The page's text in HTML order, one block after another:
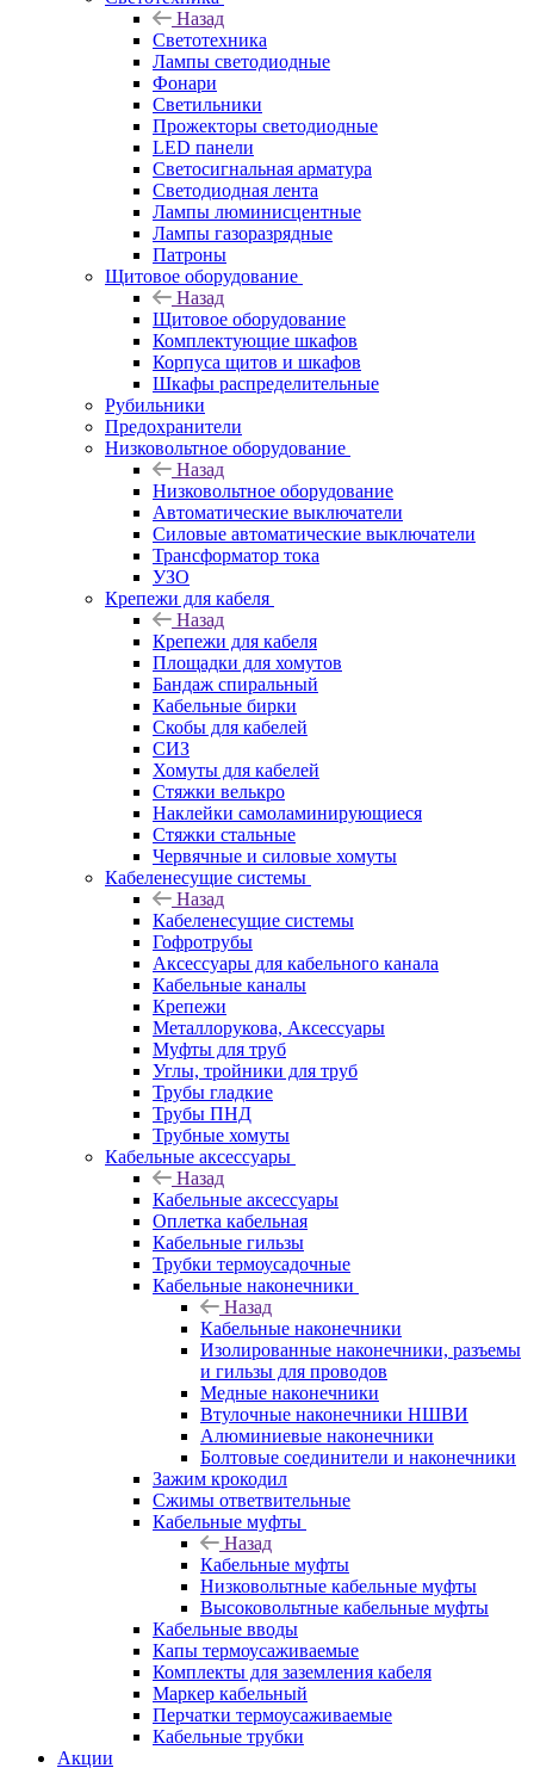
Назад
Светотехника
Лампы светодиодные
Фонари
Светильники
Прожекторы светодиодные
LED панели
Светосигнальная арматура
Светодиодная лента
Лампы люминисцентные
Лампы газоразрядные
Патроны
Щитовое оборудование
Назад
Щитовое оборудование
Комплектующие шкафов
Корпуса щитов и шкафов
Шкафы распределительные
Рубильники
Предохранители
Низковольтное оборудование
Назад
Низковольтное оборудование
Автоматические выключатели
Силовые автоматические выключатели
Трансформатор тока
УЗО
Крепежи для кабеля
Назад
Крепежи для кабеля
Площадки для хомутов
Бандаж спиральный
Кабельные бирки
Cкобы для кабелей
СИЗ
Хомуты для кабелей
Стяжки велькро
Наклейки самоламинирующиеся
Стяжки стальные
Червячные и силовые хомуты
Кабеленесущие системы
Назад
Кабеленесущие системы
Гофротрубы
Аксессуары для кабельного канала
Кабельные каналы
Крепежи
Металлорукова, Аксессуары
Муфты для труб
Углы, тройники для труб
Трубы гладкие
Трубы ПНД
Трубные хомуты
Кабельные аксессуары
Назад
Кабельные аксессуары
Оплетка кабельная
Кабельные гильзы
Трубки термоусадочные
Кабельные наконечники
Назад
Кабельные наконечники
Изолированные наконечники, разъемы
и гильзы для проводов
Медные наконечники
Втулочные наконечники НШВИ
Алюминиевые наконечники
Болтовые соединители и наконечники
Зажим крокодил
Сжимы ответвительные
Кабельные муфты
Назад
Кабельные муфты
Низковольтные кабельные муфты
Высоковольтные кабельные муфты
Кабельные вводы
Капы термоусаживаемые
Комплекты для заземления кабеля
Маркер кабельный
Перчатки термоусаживаемые
Кабельные трубки
Акции